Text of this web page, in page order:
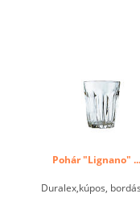
Pohár "Lignano" ...
Duralex,kúpos,